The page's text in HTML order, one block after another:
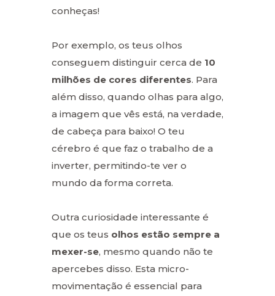
conheças!
Por exemplo, os teus olhos
conseguem distinguir cerca de 10
milhões de cores diferentes. Para
além disso, quando olhas para algo,
a imagem que vês está, na verdade,
de cabeça para baixo! O teu
cérebro é que faz o trabalho de a
inverter, permitindo-te ver o
mundo da forma correta.
Outra curiosidade interessante é
que os teus olhos estão sempre a
mexer-se, mesmo quando não te
apercebes disso. Esta micro-
movimentação é essencial para